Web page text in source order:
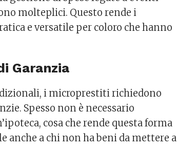
molteplici. Questo rende i
e versatile per coloro che hanno
Garanzia
i microprestiti richiedono
Spesso non è necessario
cosa che rende questa forma
anche a chi non ha beni da mettere a